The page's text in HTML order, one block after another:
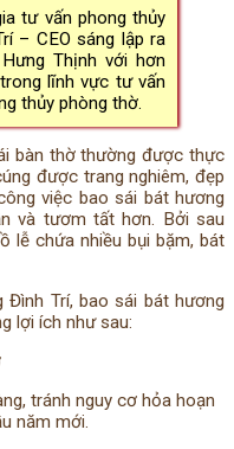
tư vấn phong thủy
– CEO sáng lập ra
Thịnh với hơn
lĩnh vực tư vấn
thủy phòng thờ.
bàn thờ thường được thực
được trang nghiêm, đẹp
việc bao sái bát hương
và tươm tất hơn. Bởi sau
lễ chứa nhiều bụi bặm, bát
Đình Trí, bao sái bát hương
lợi ích như sau:
tránh nguy cơ hỏa hoạn
năm mới.